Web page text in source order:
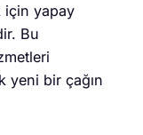
için yapay
Bu
yeni bir çağın